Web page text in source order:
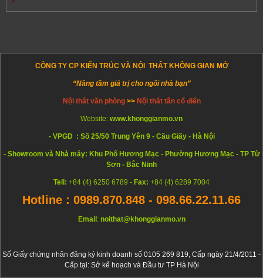
CÔNG TY CP KIẾN TRÚC VÀ NỘI THẤT KHÔNG GIAN MỞ
“Nâng tầm giá trị cho ngôi nhà bạn”
Nội thất văn phòng >> Nội thất tân cổ điển
Website: www.khonggianmo.vn
- VPGD : Số 25/50 Trung Yên 9 - Cầu Giấy - Hà Nội
- Showroom và Nhà máy: Khu Phố Hương Mạc - Phường Hương Mạc - TP Từ
Sơn - Bắc Ninh
Tell: +84 (4) 6250 6789 - Fax: +84 (4) 6289 7004
Hotline : 0989.870.848 - 098.66.22.11.66
Email : noithat@khonggianmo.vn
Số Giấy chứng nhân đăng ký kinh doanh số 0105 269 819, Cấp ngày 21/4/2011 -
Cấp tại: Sở kế hoạch và Đầu tư TP Hà Nội